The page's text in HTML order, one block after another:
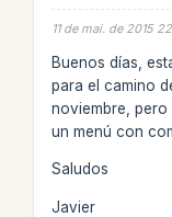
11 de mai. de 2015
Buenos días,
para el camino
noviembre,
un menú con
Saludos
Javier